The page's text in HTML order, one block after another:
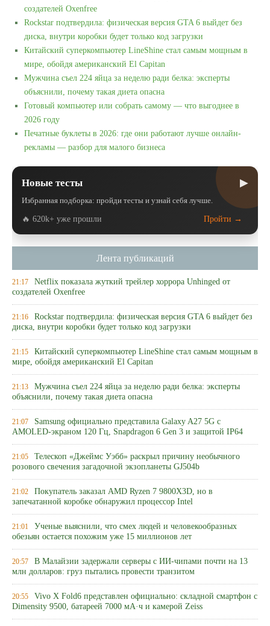
создателей Oxenfree
Rockstar подтвердила: физическая версия GTA 6 выйдет без
диска, внутри коробки будет только код загрузки
Китайский суперкомпьютер LineShine стал самым мощным в
мире, обойдя американский El Capitan
Мужчина съел 224 яйца за неделю ради белка: эксперты
объяснили, почему такая диета опасна
Готовый компьютер или собрать самому — что выгоднее в
2026 году
Печатные буклеты в 2026: где они работают лучше онлайн-
рекламы — разбор для малого бизнеса
Новые тесты ▶
Избранная подборка: пройди тесты и узнай себя лучше.
🔥 620k+ уже прошли Пройти →
Лента публикаций
21:17 Netflix показала жуткий трейлер хоррора Unhinged от
создателей Oxenfree
21:16 Rockstar подтвердила: физическая версия GTA 6 выйдет без
диска, внутри коробки будет только код загрузки
21:15 Китайский суперкомпьютер LineShine стал самым мощным в
мире, обойдя американский El Capitan
21:13 Мужчина съел 224 яйца за неделю ради белка: эксперты
объяснили, почему такая диета опасна
21:07 Samsung официально представила Galaxy A27 5G с
AMOLED-экраном 120 Гц, Snapdragon 6 Gen 3 и защитой IP64
21:05 Телескоп «Джеймс Уэбб» раскрыл причину необычного
розового свечения загадочной экзопланеты GJ504b
21:02 Покупатель заказал AMD Ryzen 7 9800X3D, но в
запечатанной коробке обнаружил процессор Intel
21:01 Ученые выяснили, что смех людей и человекообразных
обезьян остается похожим уже 15 миллионов лет
20:57 В Малайзии задержали серверы с ИИ-чипами почти на 13
млн долларов: груз пытались провести транзитом
20:55 Vivo X Fold6 представлен официально: складной смартфон с
Dimensity 9500, батареей 7000 мА·ч и камерой Zeiss